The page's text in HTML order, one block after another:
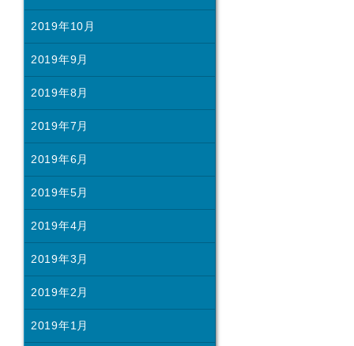
2019年10月
2019年9月
2019年8月
2019年7月
2019年6月
2019年5月
2019年4月
2019年3月
2019年2月
2019年1月